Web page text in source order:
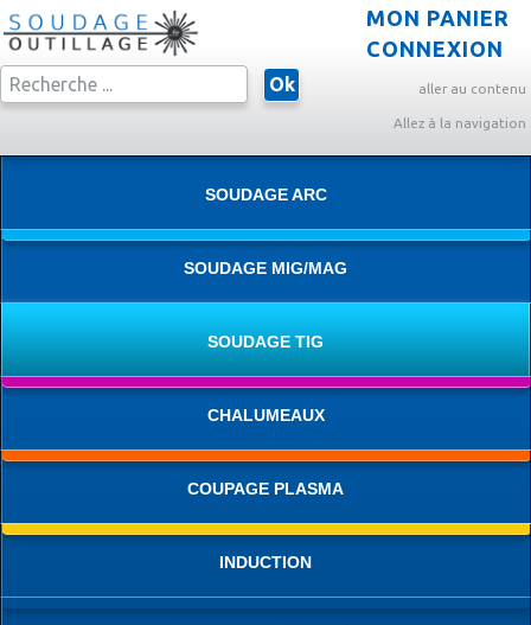
aller au contenu
Allez à la navigation
CONNEXION
MON PANIER
Ok
SOUDAGE ARC
SOUDAGE MIG/MAG
SOUDAGE TIG
CHALUMEAUX
COUPAGE PLASMA
INDUCTION